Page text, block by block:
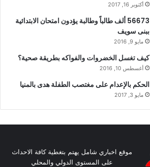
أكتوبر 16, 2017
56673 ألف طالباً وطالبة يؤدون امتحان الابتدائية
ببنى سويف
مايو 9, 2016
كيف تغسل الخضروات والفواكه بطريقة صحية؟
أغسطس 10, 2016
الحكم بالإعدام على مغتصب الطفلة هدى بالمنيا
مايو 3, 2017
موقع اخباري شامل يهتم بتغطية كافة الاحداث
على المستوى الدولي والمحلي